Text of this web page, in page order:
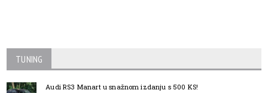
TUNING
Audi RS3 Manart u snažnom izdanju s 500 KS!